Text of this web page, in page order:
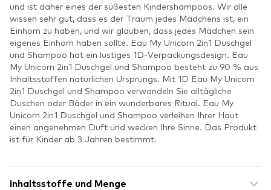
und ist daher eines der süßesten Kindershampoos. Wir alle
wissen sehr gut, dass es der Traum jedes Mädchens ist, ein
Einhorn zu haben, und wir glauben, dass jedes Mädchen sein
eigenes Einhorn haben sollte. Eau My Unicorn 2in1 Duschgel
und Shampoo hat ein lustiges 1D-Verpackungsdesign. Eau
My Unicorn 2in1 Duschgel und Shampoo besteht zu 90 % aus
Inhaltsstoffen natürlichen Ursprungs. Mit 1D Eau My Unicorn
2in1 Duschgel und Shampoo verwandeln Sie alltägliche
Duschen oder Bäder in ein wunderbares Ritual. Eau My
Unicorn 2in1 Duschgel und Shampoo verleihen Ihrer Haut
einen angenehmen Duft und wecken Ihre Sinne. Das Produkt
ist für Kinder ab 3 Jahren bestimmt.
Inhaltsstoffe und Menge